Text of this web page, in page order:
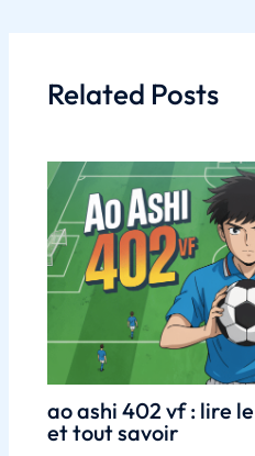
Related Posts
ao ashi 402 vf : lire
et tout savoir